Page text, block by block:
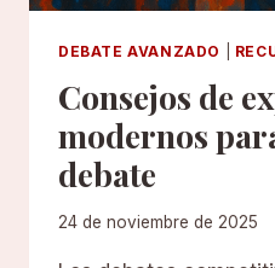
DEBATE AVANZADO
Consejos de
modernos
debate
24 de noviembre de 2025